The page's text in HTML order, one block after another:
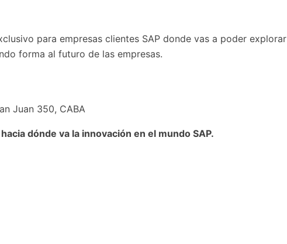
para empresas clientes SAP donde vas a poder
forma al futuro de las empresas.
Juan 350, CABA
dónde va la innovación en el mundo SAP.